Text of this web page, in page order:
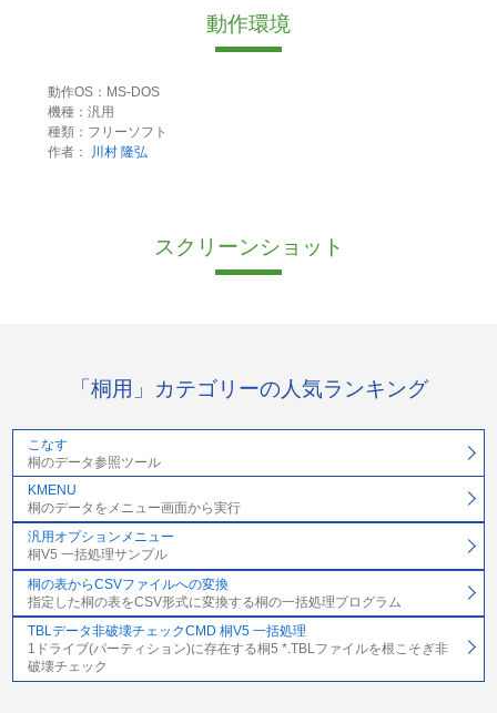
動作環境
動作OS：MS-DOS
機種：汎用
種類：フリーソフト
作者：
川村 隆弘
スクリーンショット
「桐用」カテゴリーの人気ランキング
こなす
桐のデータ参照ツール
KMENU
桐のデータをメニュー画面から実行
汎用オプションメニュー
桐V5 一括処理サンプル
桐の表からCSVファイルへの変換
指定した桐の表をCSV形式に変換する桐の一括処理プログラム
TBLデータ非破壊チェックCMD 桐V5 一括処理
1ドライブ(パーティション)に存在する桐5 *.TBLファイルを根こそぎ非
破壊チェック